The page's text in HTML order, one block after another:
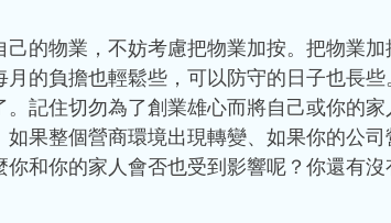
己的物業，不妨考慮把物業加按。把物業
月的負擔也輕鬆些，可以防守的日子也長
。記住切勿為了創業雄心而將自己或你的
如果整個營商環境出現轉變、如果你的公
和你的家人會否也受到影響呢？你還有沒